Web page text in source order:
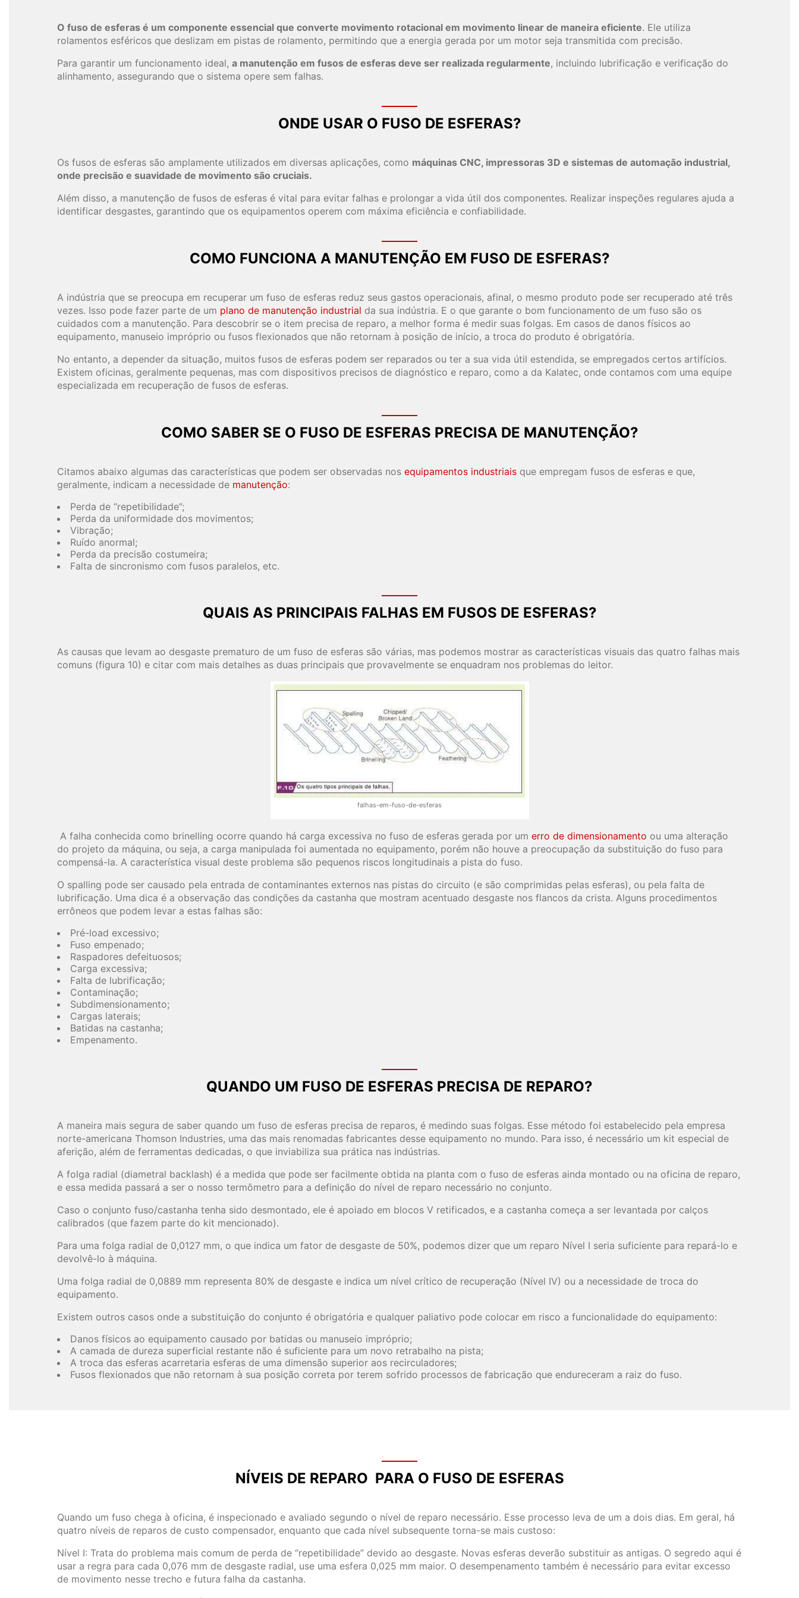
O fuso de esferas é um componente essencial que converte movimento rotacional em movimento linear de maneira eficiente. Ele utiliza
rolamentos esféricos que deslizam em pistas de rolamento, permitindo que a energia gerada por um motor seja transmitida com precisão.
Para garantir um funcionamento ideal, a manutenção em fusos de esferas deve ser realizada regularmente, incluindo lubrificação e verificação do
alinhamento, assegurando que o sistema opere sem falhas.
ONDE USAR O FUSO DE ESFERAS?
Os fusos de esferas são amplamente utilizados em diversas aplicações, como máquinas CNC, impressoras 3D e sistemas de automação industrial,
onde precisão e suavidade de movimento são cruciais.
Além disso, a manutenção de fusos de esferas é vital para evitar falhas e prolongar a vida útil dos componentes. Realizar inspeções regulares ajuda a
identificar desgastes, garantindo que os equipamentos operem com máxima eficiência e confiabilidade.
COMO FUNCIONA A MANUTENÇÃO EM FUSO DE ESFERAS?
A indústria que se preocupa em recuperar um fuso de esferas reduz seus gastos operacionais, afinal, o mesmo produto pode ser recuperado até três
vezes. Isso pode fazer parte de um plano de manutenção industrial da sua indústria. E o que garante o bom funcionamento de um fuso são os
cuidados com a manutenção. Para descobrir se o item precisa de reparo, a melhor forma é medir suas folgas. Em casos de danos físicos ao
equipamento, manuseio impróprio ou fusos flexionados que não retornam à posição de início, a troca do produto é obrigatória.
No entanto, a depender da situação, muitos fusos de esferas podem ser reparados ou ter a sua vida útil estendida, se empregados certos artifícios.
Existem oficinas, geralmente pequenas, mas com dispositivos precisos de diagnóstico e reparo, como a da Kalatec, onde contamos com uma equipe
especializada em recuperação de fusos de esferas.
COMO SABER SE O FUSO DE ESFERAS PRECISA DE MANUTENÇÃO?
Citamos abaixo algumas das características que podem ser observadas nos equipamentos industriais que empregam fusos de esferas e que,
geralmente, indicam a necessidade de manutenção:
Perda de “repetibilidade”;
Perda da uniformidade dos movimentos;
Vibração;
Ruído anormal;
Perda da precisão costumeira;
Falta de sincronismo com fusos paralelos, etc.
QUAIS AS PRINCIPAIS FALHAS EM FUSOS DE ESFERAS?
As causas que levam ao desgaste prematuro de um fuso de esferas são várias, mas podemos mostrar as características visuais das quatro falhas mais
comuns (figura 10) e citar com mais detalhes as duas principais que provavelmente se enquadram nos problemas do leitor.
falhas-em-fuso-de-esferas
A falha conhecida como brinelling ocorre quando há carga excessiva no fuso de esferas gerada por um erro de dimensionamento ou uma alteração
do projeto da máquina, ou seja, a carga manipulada foi aumentada no equipamento, porém não houve a preocupação da substituição do fuso para
compensá-la. A característica visual deste problema são pequenos riscos longitudinais a pista do fuso.
O spalling pode ser causado pela entrada de contaminantes externos nas pistas do circuito (e são comprimidas pelas esferas), ou pela falta de
lubrificação. Uma dica é a observação das condições da castanha que mostram acentuado desgaste nos flancos da crista. Alguns procedimentos
errôneos que podem levar a estas falhas são:
Pré-load excessivo;
Fuso empenado;
Raspadores defeituosos;
Carga excessiva;
Falta de lubrificação;
Contaminação;
Subdimensionamento;
Cargas laterais;
Batidas na castanha;
Empenamento.
QUANDO UM FUSO DE ESFERAS PRECISA DE REPARO?
A maneira mais segura de saber quando um fuso de esferas precisa de reparos, é medindo suas folgas. Esse método foi estabelecido pela empresa
norte-americana Thomson Industries, uma das mais renomadas fabricantes desse equipamento no mundo. Para isso, é necessário um kit especial de
aferição, além de ferramentas dedicadas, o que inviabiliza sua prática nas indústrias.
A folga radial (diametral backlash) é a medida que pode ser facilmente obtida na planta com o fuso de esferas ainda montado ou na oficina de reparo,
e essa medida passará a ser o nosso termômetro para a definição do nível de reparo necessário no conjunto.
Caso o conjunto fuso/castanha tenha sido desmontado, ele é apoiado em blocos V retificados, e a castanha começa a ser levantada por calços
calibrados (que fazem parte do kit mencionado).
Para uma folga radial de 0,0127 mm, o que indica um fator de desgaste de 50%, podemos dizer que um reparo Nível I seria suficiente para repará-lo e
devolvê-lo à máquina.
Uma folga radial de 0,0889 mm representa 80% de desgaste e indica um nível crítico de recuperação (Nível IV) ou a necessidade de troca do
equipamento.
Existem outros casos onde a substituição do conjunto é obrigatória e qualquer paliativo pode colocar em risco a funcionalidade do equipamento:
Danos físicos ao equipamento causado por batidas ou manuseio impróprio;
A camada de dureza superficial restante não é suficiente para um novo retrabalho na pista;
A troca das esferas acarretaria esferas de uma dimensão superior aos recirculadores;
Fusos flexionados que não retornam à sua posição correta por terem sofrido processos de fabricação que endureceram a raiz do fuso.
NÍVEIS DE REPARO PARA O FUSO DE ESFERAS
Quando um fuso chega à oficina, é inspecionado e avaliado segundo o nível de reparo necessário. Esse processo leva de um a dois dias. Em geral, há
quatro níveis de reparos de custo compensador, enquanto que cada nível subsequente torna-se mais custoso:
Nível I: Trata do problema mais comum de perda de “repetibilidade” devido ao desgaste. Novas esferas deverão substituir as antigas. O segredo aqui é
usar a regra para cada 0,076 mm de desgaste radial, use uma esfera 0,025 mm maior. O desempenamento também é necessário para evitar excesso
de movimento nesse trecho e futura falha da castanha.